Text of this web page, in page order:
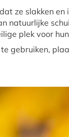
ze slakken
natuurlijke
plek voor hun
gebruiken,